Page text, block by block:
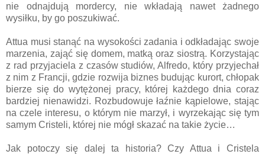
nie odnajdują mordercy, nie wkładają nawet żadnego
wysiłku, by go poszukiwać.
Attua musi stanąć na wysokości zadania i odkładając swoje
marzenia, zająć się domem, matką oraz siostrą. Korzystając
z rad przyjaciela z czasów studiów, Alfredo, który przyjechał
z nim z Francji, gdzie rozwija biznes budując kurort, chłopak
bierze się do wytężonej pracy, której każdego dnia coraz
bardziej nienawidzi. Rozbudowuje łaźnie kąpielowe, stając
na czele interesu, o którym nie marzył, i wyrzekając się tym
samym Cristeli, której nie mógł skazać na takie życie…
Jak potoczy się dalej ta historia? Czy Attua i Cristela